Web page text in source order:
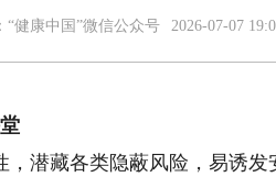
“健康中国”微信公众号 2026-07-07
潜藏各类隐蔽风险，易诱发